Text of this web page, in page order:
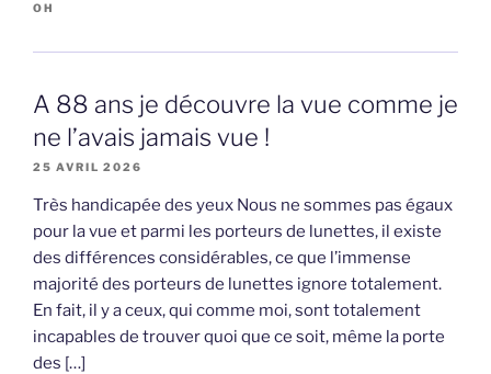
OH
A 88 ans je découvre la vue comme je
ne l’avais jamais vue !
25 AVRIL 2026
Très handicapée des yeux Nous ne sommes pas égaux
pour la vue et parmi les porteurs de lunettes, il existe
des différences considérables, ce que l’immense
majorité des porteurs de lunettes ignore totalement.
En fait, il y a ceux, qui comme moi, sont totalement
incapables de trouver quoi que ce soit, même la porte
des […]